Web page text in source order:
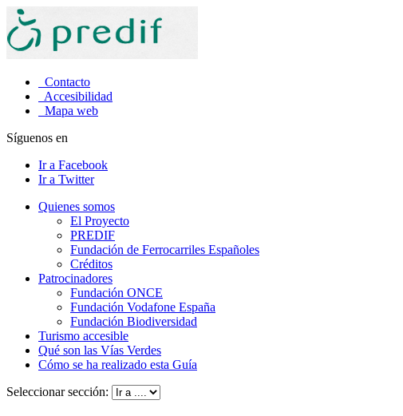
Contacto
Accesibilidad
Mapa web
Síguenos en
Ir a Facebook
Ir a Twitter
Quienes somos
El Proyecto
PREDIF
Fundación de Ferrocarriles Españoles
Créditos
Patrocinadores
Fundación ONCE
Fundación Vodafone España
Fundación Biodiversidad
Turismo accesible
Qué son las Vías Verdes
Cómo se ha realizado esta Guía
Seleccionar sección: